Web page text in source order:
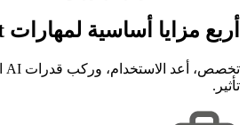
أربع مزايا أساسية لمهارات Agent
تأثير.